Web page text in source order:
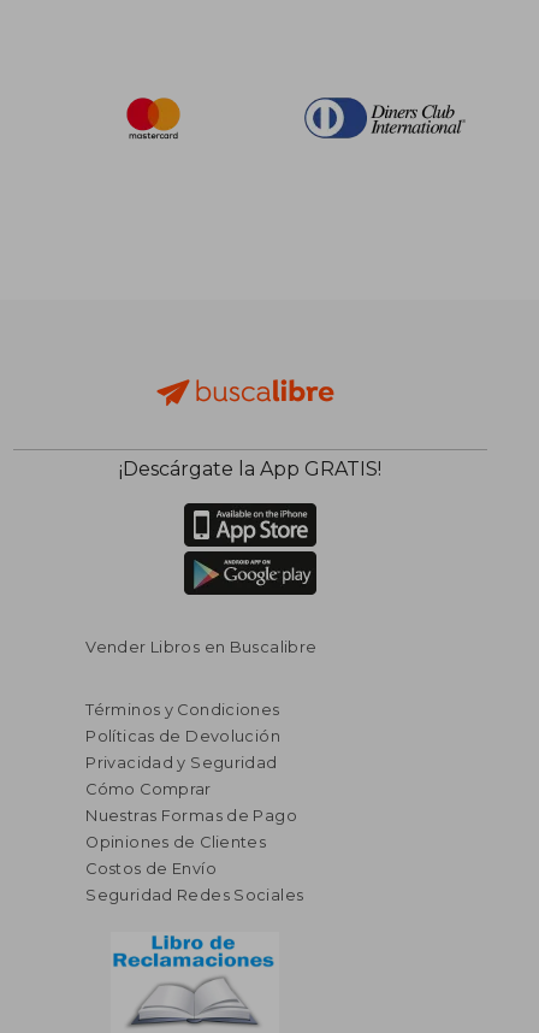
¡Descárgate la App GRATIS!
Vender Libros en Buscalibre
Términos y Condiciones
Políticas de Devolución
Privacidad y Seguridad
Cómo Comprar
Nuestras Formas de Pago
Opiniones de Clientes
Costos de Envío
Seguridad Redes Sociales